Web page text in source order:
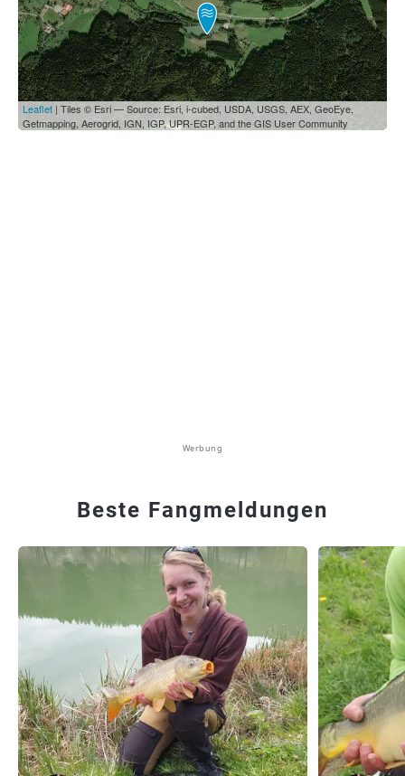
Leaflet | Tiles © Esri — Source: Esri, i-cubed, USDA, USGS, AEX, GeoEye,
Getmapping, Aerogrid, IGN, IGP, UPR-EGP, and the GIS User Community
Werbung
Beste Fangmeldungen